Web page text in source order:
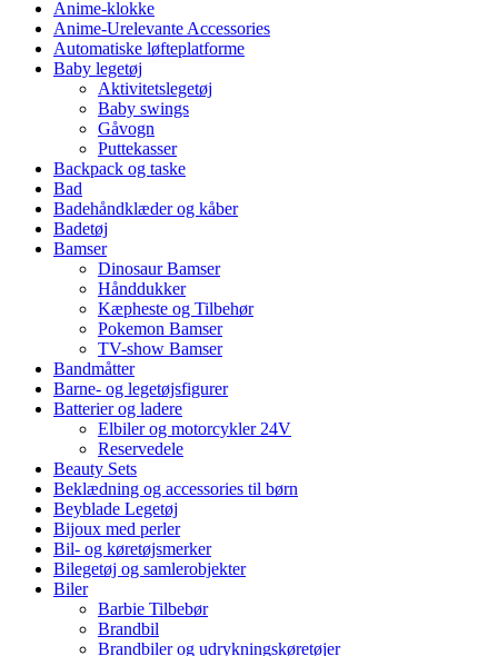
Anime-klokke
Anime-Urelevante Accessories
Automatiske løfteplatforme
Baby legetøj
Aktivitetslegetøj
Baby swings
Gåvogn
Puttekasser
Backpack og taske
Bad
Badehåndklæder og kåber
Badetøj
Bamser
Dinosaur Bamser
Hånddukker
Kæpheste og Tilbehør
Pokemon Bamser
TV-show Bamser
Bandmåtter
Barne- og legetøjsfigurer
Batterier og ladere
Elbiler og motorcykler 24V
Reservedele
Beauty Sets
Beklædning og accessories til børn
Beyblade Legetøj
Bijoux med perler
Bil- og køretøjsmerker
Bilegetøj og samlerobjekter
Biler
Barbie Tilbebør
Brandbil
Brandbiler og udrykningskøretøjer